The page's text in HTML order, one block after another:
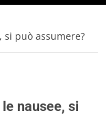
può assumere?
nausee, si